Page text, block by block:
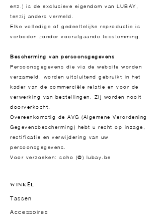
enz.) is de exclusieve eigendom van LUBAY,
tenzij anders vermeld.
Elke volledige of gedeeltelijke reproductie is
verboden zonder voorafgaande toestemming.
Bescherming van persoonsgegevens
Persoonsgegevens die via de website worden
verzameld, worden uitsluitend gebruikt in het
kader van de commerciële relatie en voor de
verwerking van bestellingen. Zij worden nooit
doorverkocht.
Overeenkomstig de AVG (Algemene Verordening
Gegevensbescherming) hebt u recht op inzage,
rectificatie en verwijdering van uw
persoonsgegevens.
Voor verzoeken: soho (@) lubay.be
WINKEL
Tassen
Accessoires